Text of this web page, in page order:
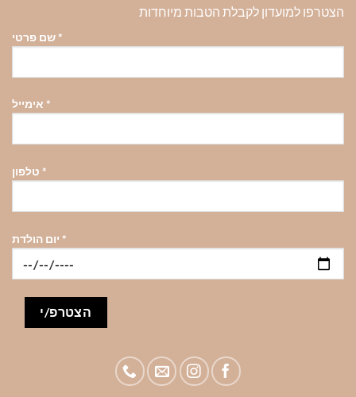
האפשרויות
הצטרפו למועדון לקבלת הטבות מיוחדות
*
*
*
*